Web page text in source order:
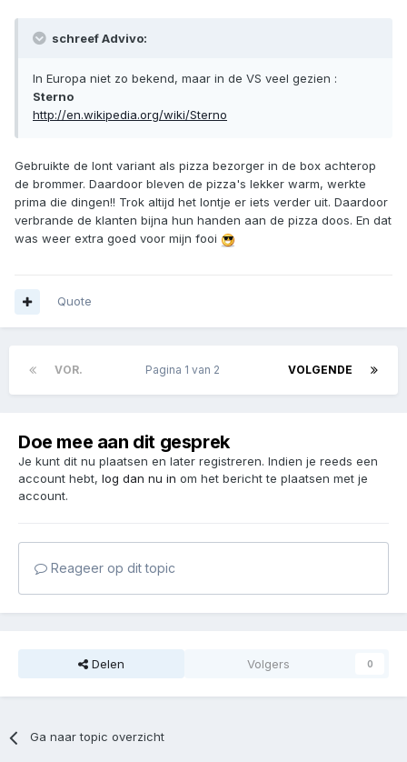
schreef Advivo:
In Europa niet zo bekend, maar in de VS veel gezien :
Sterno
http://en.wikipedia.org/wiki/Sterno
Gebruikte de lont variant als pizza bezorger in de box achterop
de brommer. Daardoor bleven de pizza's lekker warm, werkte
prima die dingen!! Trok altijd het lontje er iets verder uit. Daardoor
verbrande de klanten bijna hun handen aan de pizza doos. En dat
was weer extra goed voor mijn fooi
Quote
VOR. VOLGENDE
Pagina 1 van 2
Doe mee aan dit gesprek
Je kunt dit nu plaatsen en later registreren. Indien je reeds een
account hebt, log dan nu in om het bericht te plaatsen met je
account.
Reageer op dit topic
Delen Volgers 0
Ga naar topic overzicht